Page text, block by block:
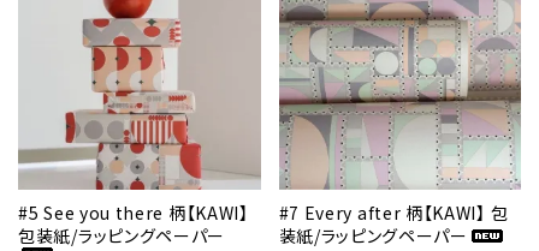
#5 See you there 柄【KAWI】
包装紙/ラッピングペーパー
#7 Every after 柄【KAWI】 包
装紙/ラッピングペーパー